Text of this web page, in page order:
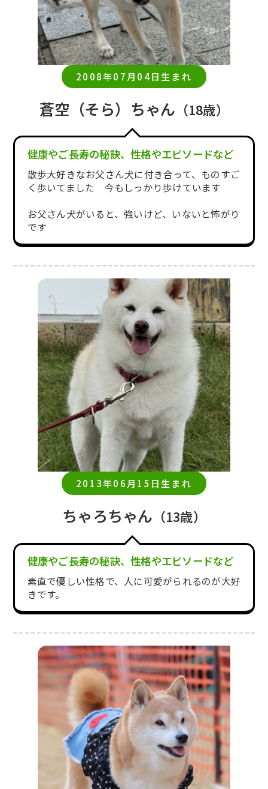
2008年07月04日生まれ
蒼空（そら）ちゃん （18歳）
健康やご長寿の秘訣、性格やエピソードなど
散歩大好きなお父さん犬に付き合って、ものすご
く歩いてました 今もしっかり歩けています
お父さん犬がいると、強いけど、いないと怖がり
です
2013年06月15日生まれ
ちゃろちゃん （13歳）
健康やご長寿の秘訣、性格やエピソードなど
素直で優しい性格で、人に可愛がられるのが大好
きです。